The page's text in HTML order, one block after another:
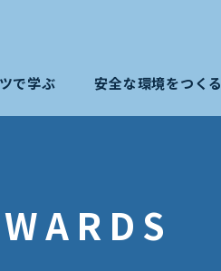
で学ぶ 安全な環境をつくる